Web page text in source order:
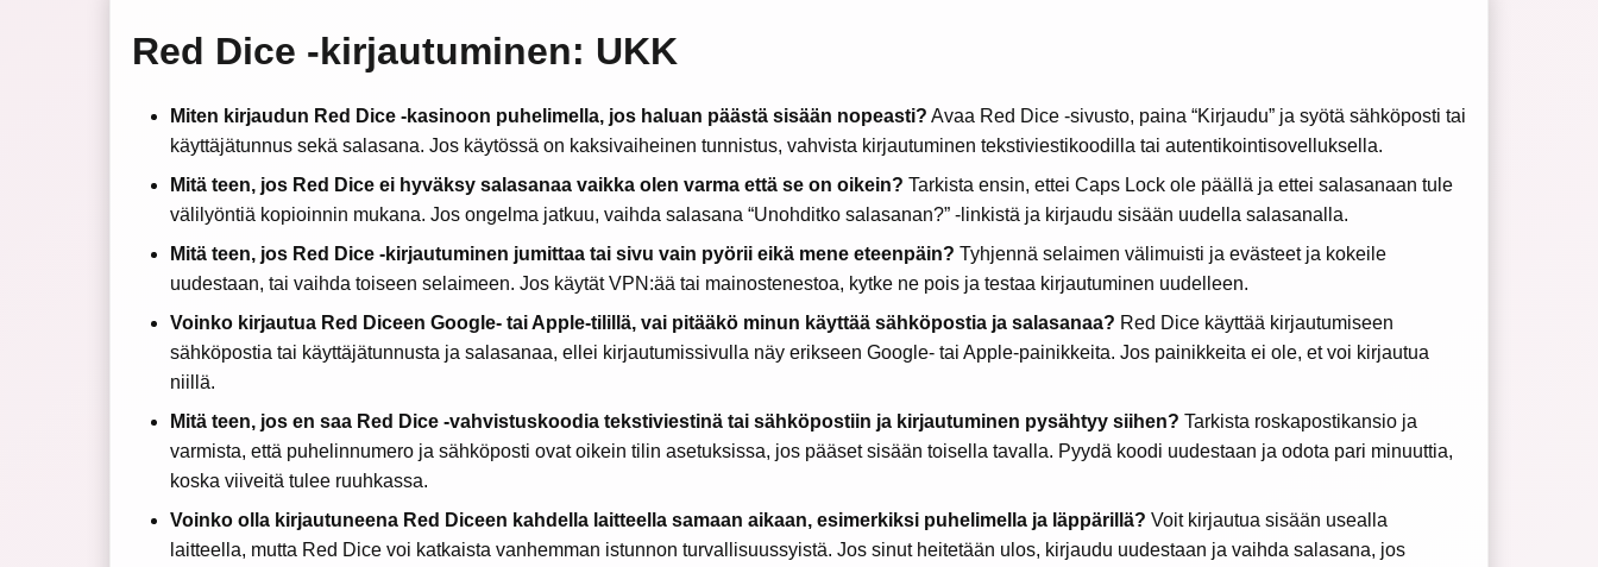
Red Dice -kirjautuminen: UKK
Miten kirjaudun Red Dice -kasinoon puhelimella, jos haluan päästä sisään nopeasti? Avaa Red Dice -sivusto, paina “Kirjaudu” ja syötä sähköposti tai
käyttäjätunnus sekä salasana. Jos käytössä on kaksivaiheinen tunnistus, vahvista kirjautuminen tekstiviestikoodilla tai autentikointisovelluksella.
Mitä teen, jos Red Dice ei hyväksy salasanaa vaikka olen varma että se on oikein? Tarkista ensin, ettei Caps Lock ole päällä ja ettei salasanaan tule
välilyöntiä kopioinnin mukana. Jos ongelma jatkuu, vaihda salasana “Unohditko salasanan?” -linkistä ja kirjaudu sisään uudella salasanalla.
Mitä teen, jos Red Dice -kirjautuminen jumittaa tai sivu vain pyörii eikä mene eteenpäin? Tyhjennä selaimen välimuisti ja evästeet ja kokeile
uudestaan, tai vaihda toiseen selaimeen. Jos käytät VPN:ää tai mainostenestoa, kytke ne pois ja testaa kirjautuminen uudelleen.
Voinko kirjautua Red Diceen Google- tai Apple-tilillä, vai pitääkö minun käyttää sähköpostia ja salasanaa? Red Dice käyttää kirjautumiseen
sähköpostia tai käyttäjätunnusta ja salasanaa, ellei kirjautumissivulla näy erikseen Google- tai Apple-painikkeita. Jos painikkeita ei ole, et voi kirjautua
niillä.
Mitä teen, jos en saa Red Dice -vahvistuskoodia tekstiviestinä tai sähköpostiin ja kirjautuminen pysähtyy siihen? Tarkista roskapostikansio ja
varmista, että puhelinnumero ja sähköposti ovat oikein tilin asetuksissa, jos pääset sisään toisella tavalla. Pyydä koodi uudestaan ja odota pari minuuttia,
koska viiveitä tulee ruuhkassa.
Voinko olla kirjautuneena Red Diceen kahdella laitteella samaan aikaan, esimerkiksi puhelimella ja läppärillä? Voit kirjautua sisään usealla
laitteella, mutta Red Dice voi katkaista vanhemman istunnon turvallisuussyistä. Jos sinut heitetään ulos, kirjaudu uudestaan ja vaihda salasana, jos